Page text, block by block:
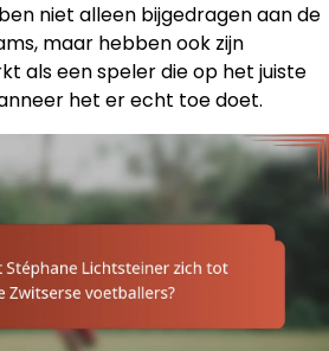
niet alleen bijgedragen aan de
maar hebben ook zijn
als een speler die op het juiste
het er echt toe doet.